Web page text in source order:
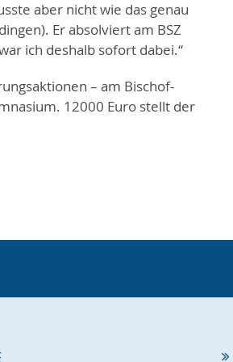
aber nicht wie das genau
Er absolviert am BSZ
ich deshalb sofort dabei.“
– am Bischof-
12000 Euro stellt der